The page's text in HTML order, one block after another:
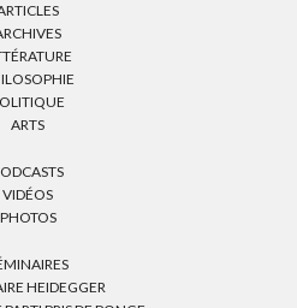
ARTS
VIDÉOS
PHOTOS
HEIDEGGER